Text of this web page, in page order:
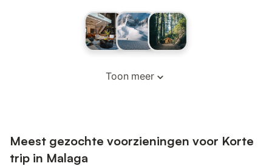
Toon meer
Meest gezochte voorzieningen voor Korte
trip in Malaga